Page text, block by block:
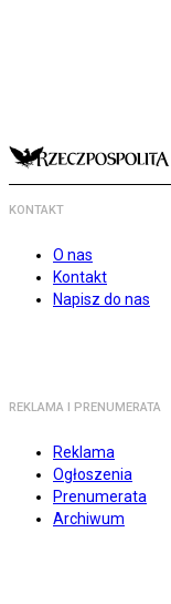
KONTAKT
O nas
Kontakt
Napisz do nas
REKLAMA I PRENUMERATA
Reklama
Ogłoszenia
Prenumerata
Archiwum